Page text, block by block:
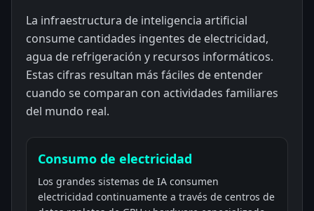
La infraestructura de inteligencia artificial
consume cantidades ingentes de electricidad,
agua de refrigeración y recursos informáticos.
Estas cifras resultan más fáciles de entender
cuando se comparan con actividades familiares
del mundo real.
Consumo de electricidad
Los grandes sistemas de IA consumen
electricidad continuamente a través de centros de